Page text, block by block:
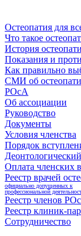
Остеопатия для
Что такое
История
Показания и
Как правильно
СМИ об
РОсА
Об ассоциации
Руководство
Документы
Условия членства
Порядок
Оплата членских
Реестр врачей
официально допущенных к
профессиональной
Реестр членов
Реестр клиник-
Сотрудничество